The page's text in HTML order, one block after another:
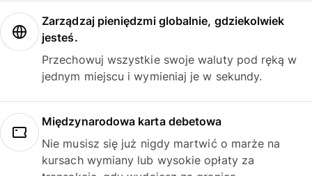
Zarządzaj pieniędzmi globalnie, gdziekolwiek
jesteś.
Przechowuj wszystkie swoje waluty pod ręką w
jednym miejscu i wymieniaj je w sekundy.
Międzynarodowa karta debetowa
Nie musisz się już nigdy martwić o marże na
kursach wymiany lub wysokie opłaty za